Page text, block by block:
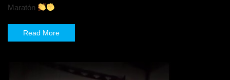
Maratón
Read More